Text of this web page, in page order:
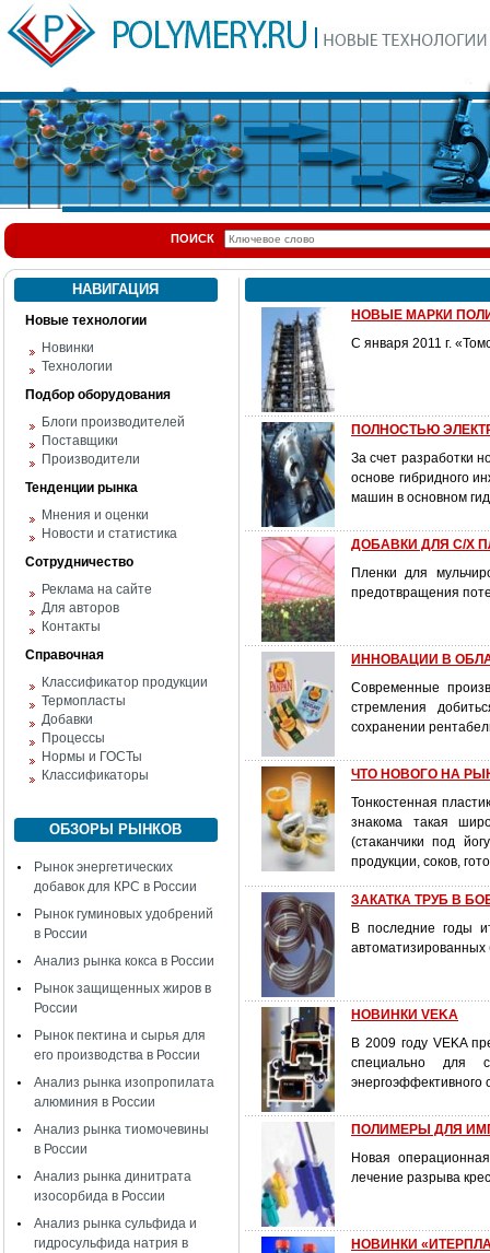
ПОИСК
НАВИГАЦИЯ
Новые технологии
Новинки
Технологии
Подбор оборудования
Блоги производителей
Поставщики
Производители
Тенденции рынка
Мнения и оценки
Новости и статистика
Сотрудничество
Реклама на сайте
Для авторов
Контакты
Справочная
Классификатор продукции
Термопласты
Добавки
Процессы
Нормы и ГОСТы
Классификаторы
ОБЗОРЫ РЫНКОВ
Рынок энергетических
добавок для КРС в России
Рынок гуминовых удобрений
в России
Анализ рынка кокса в России
Рынок защищенных жиров в
России
Рынок пектина и сырья для
его производства в России
Анализ рынка изопропилата
алюминия в России
Анализ рынка тиомочевины
в России
Анализ рынка динитрата
изосорбида в России
Анализ рынка сульфида и
гидросульфида натрия в
НОВЫЕ МАРКИ
С января 2011 г.
ПОЛНОСТЬЮ
За счет разработки
основе гибридного
машин в основном
ДОБАВКИ ДЛЯ С/Х
Пленки для
предотвращения
ИННОВАЦИИ В
Современные
стремления
сохранении
ЧТО НОВОГО НА
Тонкостенная
знакома такая
(стаканчики под
продукции, соков,
ЗАКАТКА ТРУБ В
В последние годы
автоматизированных
НОВИНКИ VEKA
В 2009 году VEKA
специально для
энергоэффективного
ПОЛИМЕРЫ ДЛЯ
Новая
лечение разрыва
НОВИНКИ